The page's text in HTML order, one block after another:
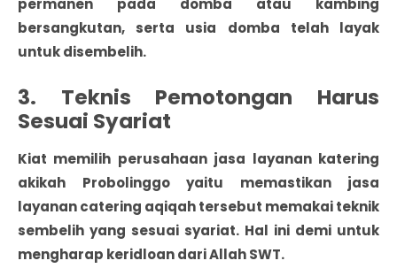
permanen pada domba atau kambing
bersangkutan, serta usia domba telah layak
untuk disembelih.
3. Teknis Pemotongan Harus
Sesuai Syariat
Kiat memilih perusahaan jasa layanan katering
akikah Probolinggo yaitu memastikan jasa
layanan catering aqiqah tersebut memakai teknik
sembelih yang sesuai syariat. Hal ini demi untuk
mengharap keridloan dari Allah SWT.